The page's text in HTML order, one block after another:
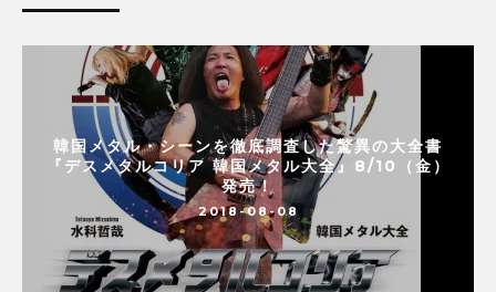
韓国メタル・シーンを徹底調査した驚異の大全書
『デスメタルコリア 韓国メタル大全』8/10（金）
発売！
2018-08-08